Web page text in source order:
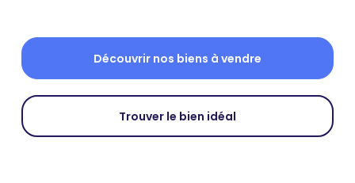
Découvrir nos biens à vendre
Trouver le bien idéal